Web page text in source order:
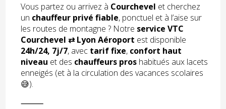
Vous partez ou arrivez à Courchevel et cherchez
un chauffeur privé fiable, ponctuel et à l’aise sur
les routes de montagne ? Notre service VTC
Courchevel ⇄ Lyon Aéroport est disponible
24h/24, 7j/7, avec tarif fixe, confort haut
niveau et des chauffeurs pros habitués aux lacets
enneigés (et à la circulation des vacances scolaires
😅).
⸻